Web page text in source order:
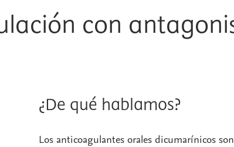
con
¿De qué hablamos?
Los anticoagulantes orales dicumarínicos